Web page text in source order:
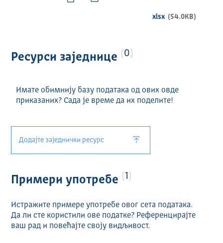
ДИСТРИБУЦИЈЕ
Планирани расходи 2022 измењени називи
програма/програмских активности и
xlsx (54.0KB)
Ресурси заједнице 0
Имате обимнију базу података од ових овде
приказаних? Сада је време да их поделите!
Додајте заједнички ресурс
Примери употребе 1
Истражите примере употребе овог сета података.
Да ли сте користили ове податке? Референцирајте
ваш рад и повећајте своју видљивост.